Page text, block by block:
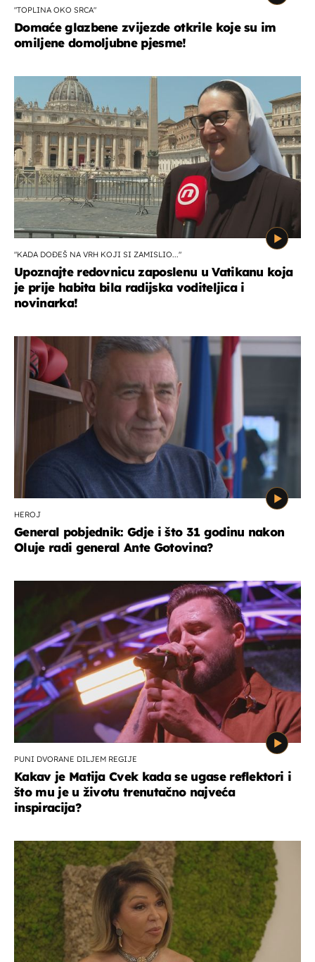
"TOPLINA OKO SRCA"
Domaće glazbene zvijezde otkrile koje su im
omiljene domoljubne pjesme!
"KADA DOĐEŠ NA VRH KOJI SI ZAMISLIO..."
Upoznajte redovnicu zaposlenu u Vatikanu koja
je prije habita bila radijska voditeljica i
novinarka!
HEROJ
General pobjednik: Gdje i što 31 godinu nakon
Oluje radi general Ante Gotovina?
PUNI DVORANE DILJEM REGIJE
Kakav je Matija Cvek kada se ugase reflektori i
što mu je u životu trenutačno najveća
inspiracija?